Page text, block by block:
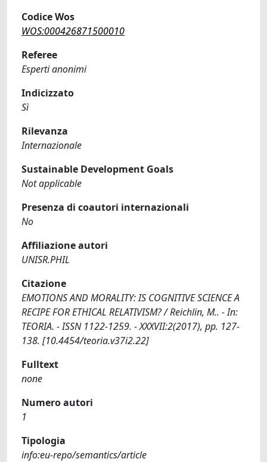
Codice Wos
WOS:000426871500010
Referee
Esperti anonimi
Indicizzato
Sì
Rilevanza
Internazionale
Sustainable Development Goals
Not applicable
Presenza di coautori internazionali
No
Affiliazione autori
UNISR.PHIL
Citazione
EMOTIONS AND MORALITY: IS COGNITIVE SCIENCE A
RECIPE FOR ETHICAL RELATIVISM? / Reichlin, M.. - In:
TEORIA. - ISSN 1122-1259. - XXXVII:2(2017), pp. 127-
138. [10.4454/teoria.v37i2.22]
Fulltext
none
Numero autori
1
Tipologia
info:eu-repo/semantics/article